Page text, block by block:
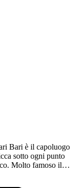
Bari è il capoluogo
sotto ogni punto
Molto famoso il…